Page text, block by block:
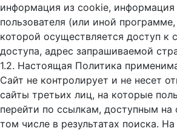
информация из cookie, информация
пользователя (или иной
которой осуществляется доступ к
доступа, адрес запрашиваемой
1.2. Настоящая Политика
Сайт не контролирует и не несет
сайты третьих лиц, на которые
перейти по ссылкам, доступным на
том числе в результатах поиска.